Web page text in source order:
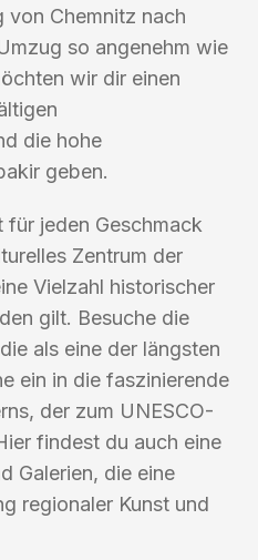
von Chemnitz nach
so angenehm wie
wir dir einen
die hohe
geben.
jeden Geschmack
Zentrum der
Vielzahl historischer
gilt. Besuche die
als eine der längsten
ein in die faszinierende
der zum UNESCO-
findest du auch eine
Galerien, die eine
regionaler Kunst und